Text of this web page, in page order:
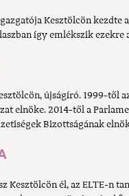
Kesztölcön kezdte
így emlékszik ezekre
újságíró. 1999-től
elnöke. 2014-től a
Bizottságának
Kesztölcön él, az ELTE-n